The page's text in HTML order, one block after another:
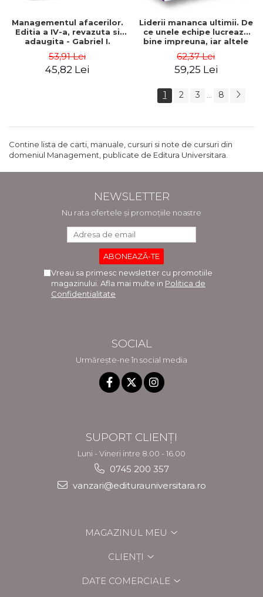
Managementul afacerilor.
Editia a IV-a, revazuta si
adaugita - Gabriel I.
53,91 Lei
45,82 Lei
Liderii mananca ultimii. De
ce unele echipe lucreaza
bine impreuna, iar altele
Sinek
62,37 Lei
59,25 Lei
1 2 3 ... 8
Contine lista de carti, manuale, cursuri si note de cursuri din
domeniul Management, publicate de Editura Universitara.
NEWSLETTER
Nu rata ofertele și promoțiile noastre
Vreau sa primesc newsletter cu promotiile
magazinului. Afla mai multe in Politica de
Confidentialitate
SOCIAL
Urmărește-ne în social media
SUPORT CLIENȚI
Luni - Vineri intre 8.00 - 16.00
0745 200 357
vanzari@editurauniversitara.ro
MAGAZINUL MEU
CLIENȚI
DATE COMERCIALE